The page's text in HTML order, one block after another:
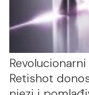
Retishot